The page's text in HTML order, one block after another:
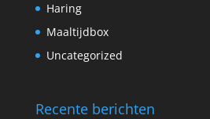
Haring
Maaltijdbox
Uncategorized
Recente berichten